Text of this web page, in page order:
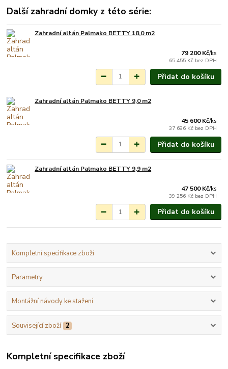
Další zahradní domky z této série:
Zahradní altán Palmako BETTY 18,0 m2
79 200 Kč/ks
65 455 Kč bez DPH
Přidat do košíku
Zahradní altán Palmako BETTY 9,0 m2
45 600 Kč/ks
37 686 Kč bez DPH
Přidat do košíku
Zahradní altán Palmako BETTY 9,9 m2
47 500 Kč/ks
39 256 Kč bez DPH
Přidat do košíku
Kompletní specifikace zboží
Parametry
Montážní návody ke stažení
Související zboží 2
Kompletní specifikace zboží